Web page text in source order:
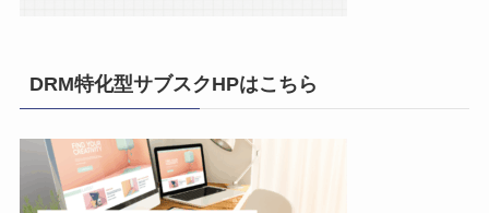
DRM特化型サブスクHPはこちら